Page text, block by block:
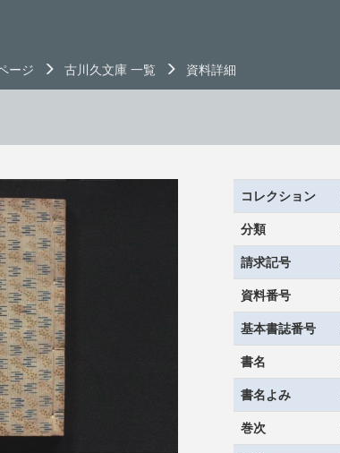
ージ 古川久文庫 一覧 資料詳細
コレクション
分類
請求記号
資料番号
基本書誌番号
書名
書名よみ
巻次